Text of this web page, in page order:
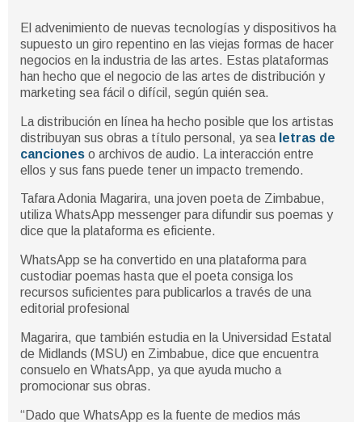
El advenimiento de nuevas tecnologías y dispositivos ha
supuesto un giro repentino en las viejas formas de hacer
negocios en la industria de las artes. Estas plataformas
han hecho que el negocio de las artes de distribución y
marketing sea fácil o difícil, según quién sea.
La distribución en línea ha hecho posible que los artistas
distribuyan sus obras a título personal, ya sea letras de
canciones o archivos de audio. La interacción entre
ellos y sus fans puede tener un impacto tremendo.
Tafara Adonia Magarira, una joven poeta de Zimbabue,
utiliza WhatsApp messenger para difundir sus poemas y
dice que la plataforma es eficiente.
WhatsApp se ha convertido en una plataforma para
custodiar poemas hasta que el poeta consiga los
recursos suficientes para publicarlos a través de una
editorial profesional
Magarira, que también estudia en la Universidad Estatal
de Midlands (MSU) en Zimbabue, dice que encuentra
consuelo en WhatsApp, ya que ayuda mucho a
promocionar sus obras.
“Dado que WhatsApp es la fuente de medios más